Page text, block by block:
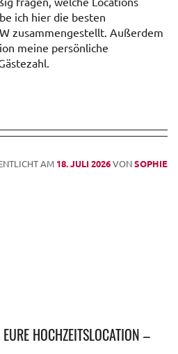
ich hier die besten
zusammengestellt. Außerdem
meine persönliche
AM 18. JULI 2026VONSOPHIE
HOCHZEITSLOCATION –